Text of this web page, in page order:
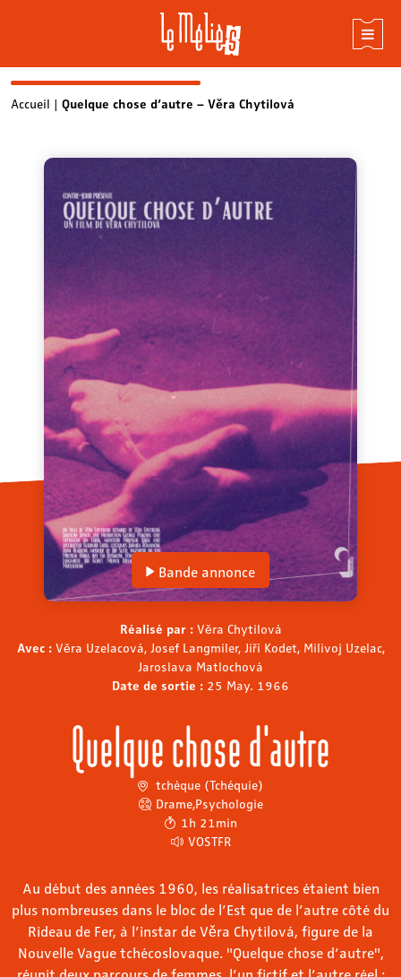
SkipAccueil | Quelque chose d’autre – Věra Chytilová
Bande annonce
Réalisé par : Věra Chytilová
Avec : Věra Uzelacová, Josef Langmiler, Jiří Kodet, Milivoj Uzelac,
Jaroslava Matlochová
Date de sortie : 25 May. 1966
Quelque chose d'autre
tchèque (Tchéquie)
Drame,Psychologie
1h 21min
VOSTFR
Au début des années 1960, les réalisatrices étaient bien
plus nombreuses dans le bloc de l’Est que de l’autre côté du
Rideau de Fer, à l’instar de Věra Chytilová, figure de la
Nouvelle Vague tchécoslovaque. "Quelque chose d’autre",